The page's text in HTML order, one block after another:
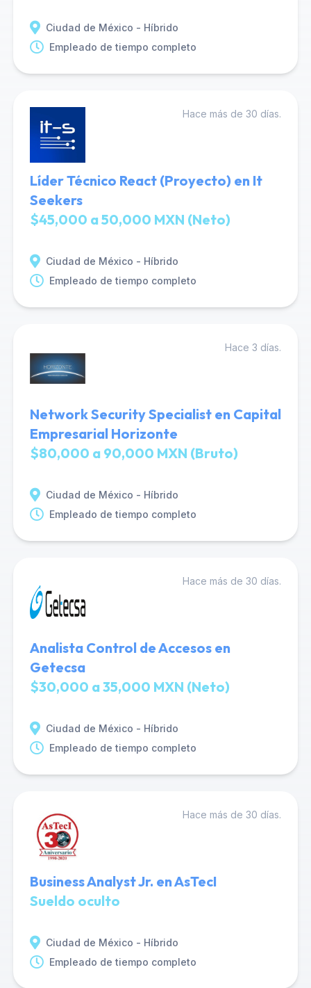
Ciudad de México - Híbrido
Empleado de tiempo completo
Hace más de 30 días.
Líder Técnico React (Proyecto) en It
Seekers
$45,000 a 50,000 MXN (Neto)
Ciudad de México - Híbrido
Empleado de tiempo completo
Hace 3 días.
Network Security Specialist en Capital
Empresarial Horizonte
$80,000 a 90,000 MXN (Bruto)
Ciudad de México - Híbrido
Empleado de tiempo completo
Hace más de 30 días.
Analista Control de Accesos en
Getecsa
$30,000 a 35,000 MXN (Neto)
Ciudad de México - Híbrido
Empleado de tiempo completo
Hace más de 30 días.
Business Analyst Jr. en AsTecI
Sueldo oculto
Ciudad de México - Híbrido
Empleado de tiempo completo